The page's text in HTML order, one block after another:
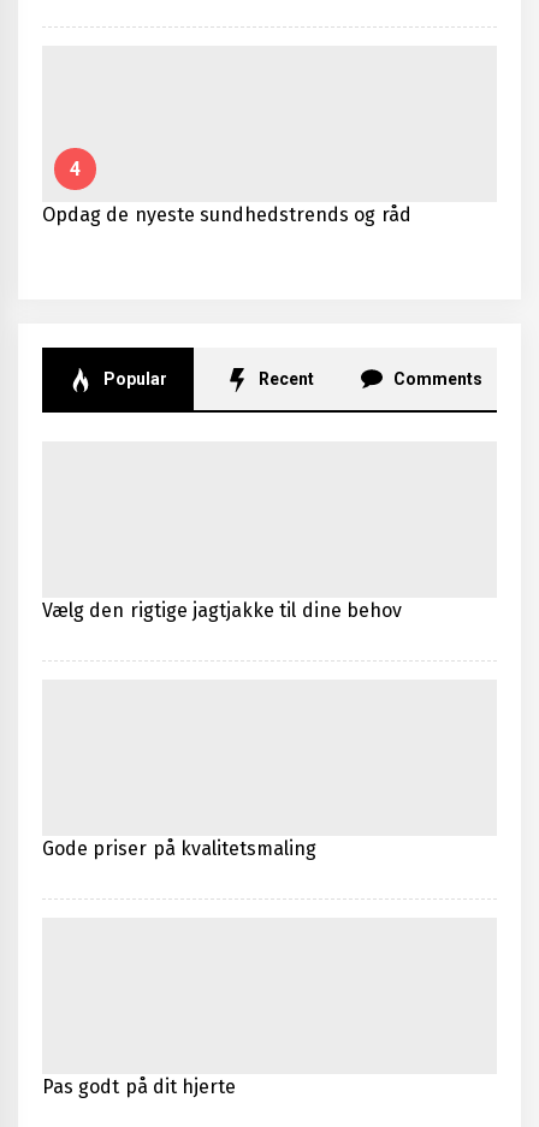
4
Opdag de nyeste sundhedstrends og råd
Popular Recent Comments
Vælg den rigtige jagtjakke til dine behov
Gode priser på kvalitetsmaling
Pas godt på dit hjerte